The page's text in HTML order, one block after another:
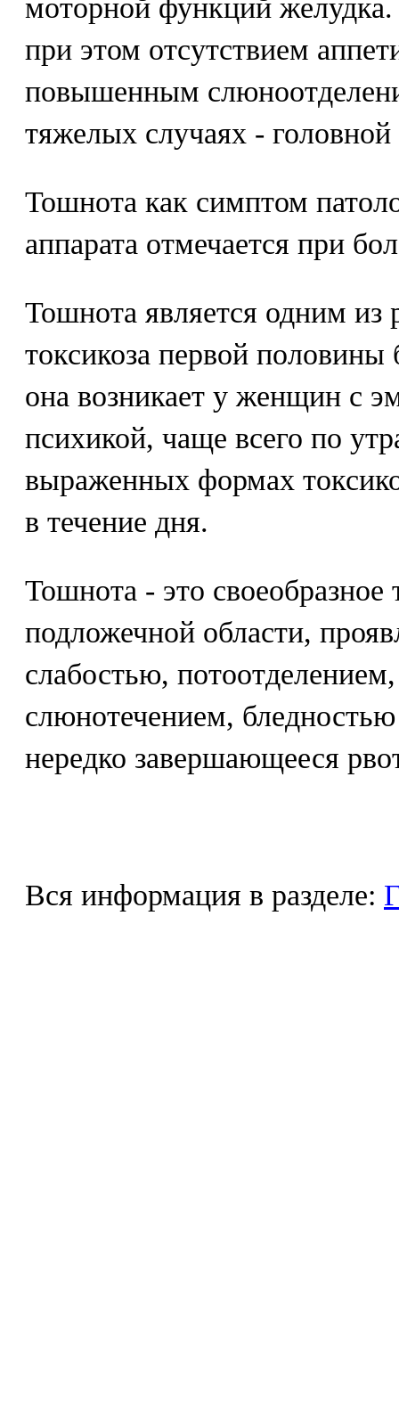
моторной функций
при этом отсутствием
повышенным
тяжелых случаях -
Тошнота как симптом
аппарата отмечается при
Тошнота является одним из
токсикоза первой
она возникает у женщин с
психикой, чаще всего по
выраженных формах
в течение дня.
Тошнота - это
подложечной области,
слабостью,
слюнотечением,
нередко завершающееся
Вся информация в разделе: